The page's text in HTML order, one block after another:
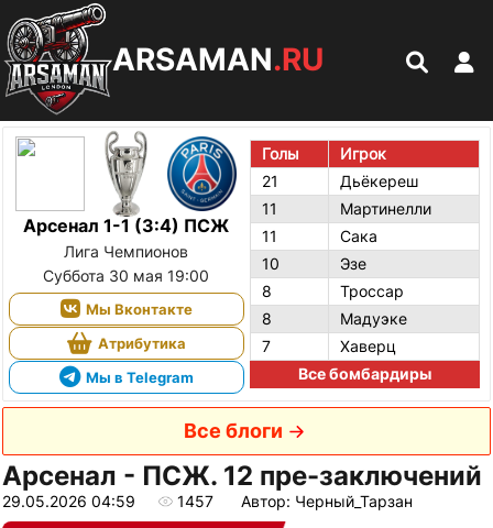
ARSAMAN.RU
Арсенал 1-1 (3:4) ПСЖ
Лига Чемпионов
Суббота 30 мая 19:00
Мы Вконтакте
Атрибутика
Мы в Telegram
Голы
Игрок
21
Дьёкереш
11
Мартинелли
11
Сака
10
Эзе
8
Троссар
8
Мадуэке
7
Хаверц
Все бомбардиры
Все блоги
Арсенал - ПСЖ. 12 пре-заключений
29.05.2026 04:59 1457 Автор: Черный_Тарзан